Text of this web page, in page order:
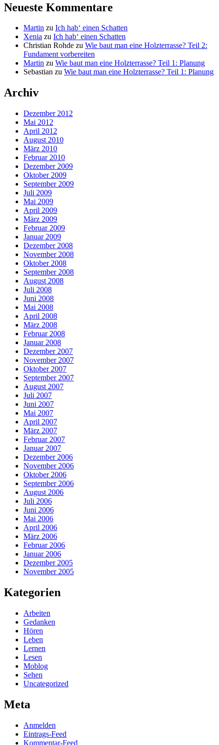
Neueste Kommentare
Martin zu Ich hab‘ einen Schatten
Xenia zu Ich hab‘ einen Schatten
Christian Rohde zu Wie baut man eine Holzterrasse? Teil 2:
Fundament vorbereiten
Martin zu Wie baut man eine Holzterrasse? Teil 1: Planung
Sebastian zu Wie baut man eine Holzterrasse? Teil 1: Planung
Archiv
Dezember 2012
Mai 2012
April 2012
August 2010
März 2010
Februar 2010
Dezember 2009
Oktober 2009
September 2009
Juli 2009
Mai 2009
April 2009
März 2009
Februar 2009
Januar 2009
Dezember 2008
November 2008
Oktober 2008
September 2008
August 2008
Juli 2008
Juni 2008
Mai 2008
April 2008
März 2008
Februar 2008
Januar 2008
Dezember 2007
November 2007
Oktober 2007
September 2007
August 2007
Juli 2007
Juni 2007
Mai 2007
April 2007
März 2007
Februar 2007
Januar 2007
Dezember 2006
November 2006
Oktober 2006
September 2006
August 2006
Juli 2006
Juni 2006
Mai 2006
April 2006
März 2006
Februar 2006
Januar 2006
Dezember 2005
November 2005
Kategorien
Arbeiten
Gedanken
Hören
Leben
Lernen
Lesen
Moblog
Sehen
Uncategorized
Meta
Anmelden
Eintrags-Feed
Kommentar-Feed